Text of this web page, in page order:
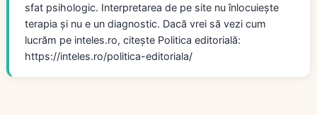
sfat psihologic. Interpretarea de pe site nu înlocuiește
terapia și nu e un diagnostic. Dacă vrei să vezi cum
lucrăm pe inteles.ro, citește Politica editorială:
https://inteles.ro/politica-editoriala/